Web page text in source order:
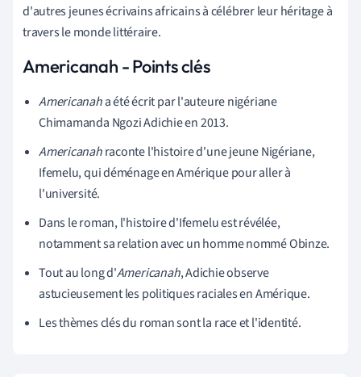
d'autres jeunes écrivains africains à célébrer leur héritage à
travers le monde littéraire.
Americanah - Points clés
Americanaha été écrit par l'auteure nigériane
Chimamanda Ngozi Adichie en 2013.
Americanahraconte l'histoire d'une jeune Nigériane,
Ifemelu, qui déménage en Amérique pour aller à
l'université.
Dans le roman, l'histoire d'Ifemelu est révélée,
notamment sa relation avec un homme nommé Obinze.
Tout au long d'Americanah, Adichie observe
astucieusement les politiques raciales en Amérique.
Les thèmes clés du roman sont la race et l'identité.